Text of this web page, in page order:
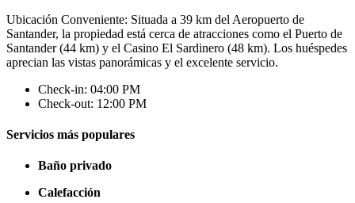
Ubicación Conveniente: Situada a 39 km del Aeropuerto de
Santander, la propiedad está cerca de atracciones como el Puerto de
Santander (44 km) y el Casino El Sardinero (48 km). Los huéspedes
aprecian las vistas panorámicas y el excelente servicio.
Check-in: 04:00 PM
Check-out: 12:00 PM
Servicios más populares
Baño privado
Calefacción